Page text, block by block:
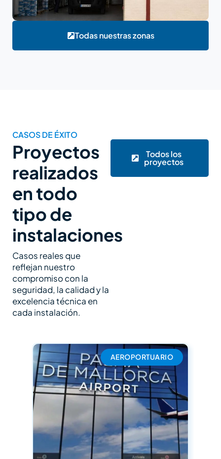
Todas nuestras zonas
CASOS DE ÉXITO
Proyectos
realizados
en todo
tipo de
instalaciones
Casos reales que
reflejan nuestro
compromiso con la
seguridad, la calidad y la
excelencia técnica en
cada instalación.
Todos los
proyectos
AEROPORTUARIO